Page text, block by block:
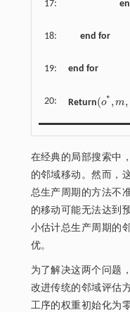
17:
18: end for
19: end for
20: Return(o* ,m,
(o* ,m,k)
在经典的局部搜索中
的邻域移动。然而，
总生产周期的方法不
的移动可能无法达到
小估计总生产周期的
优。
为了解决这两个问题
改进传统的邻域评估
工序的权重初始化为